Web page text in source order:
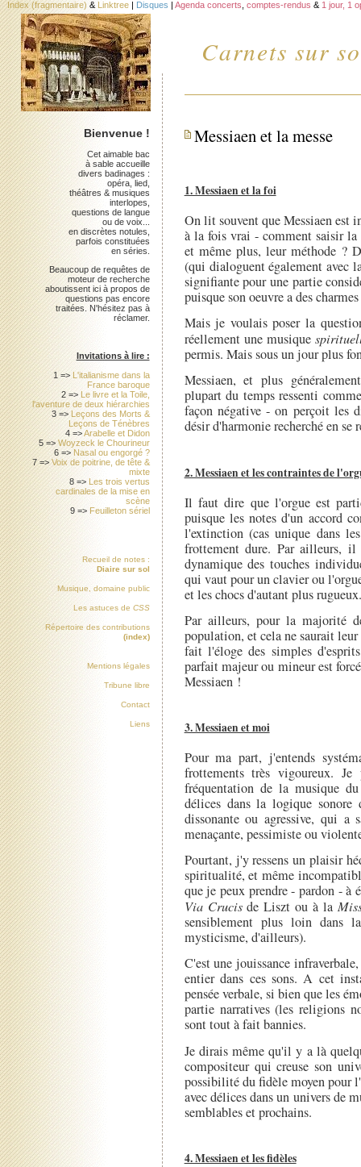
Carnets sur
Index (fragmentaire) & Linktree | Disques | Agenda concerts comptes-rendus & 1 jour, 1
Messiaen et la messe
1. Messiaen et la foi
On lit souvent que Messiaen est
à la fois vrai - comment saisir la
et même plus, leur méthode ?
(qui dialoguent également avec
signifiante pour une partie
puisque son oeuvre a des
Mais je voulais poser la
réellement une musique
permis. Mais sous un jour plus
Messiaen, et plus
plupart du temps ressenti
façon négative - on perçoit les
désir d'harmonie recherché en se
2. Messiaen et les contraintes de
Il faut dire que l'orgue est
puisque les notes d'un accord
l'extinction (cas unique dans
frottement dure. Par ailleurs, il
dynamique des touches
qui vaut pour un clavier ou
et les chocs d'autant plus rugueux.
Par ailleurs, pour la majorité
population, et cela ne saurait
fait l'éloge des simples
parfait majeur ou mineur est
Messiaen !
3. Messiaen et moi
Pour ma part, j'entends
frottements très vigoureux. Je
fréquentation de la musique
délices dans la logique
dissonante ou agressive, qui
menaçante, pessimiste ou
Pourtant, j'y ressens un plaisir
spiritualité, et même
que je peux prendre - pardon - à
Via Crucisde Liszt ou à la
sensiblement plus loin dans
mysticisme, d'ailleurs).
C'est une jouissance
entier dans ces sons. A cet
pensée verbale, si bien que les
partie narratives (les religions
sont tout à fait bannies.
Je dirais même qu'il y a là
compositeur qui creuse son
possibilité du fidèle moyen pour
avec délices dans un univers de
semblables et prochains.
4. Messiaen et les fidèles
Bienvenue !
Cet aimable bac
à sable accueille
divers badinages :
opéra, lied,
théâtres & musiques
interlopes,
questions de langue
ou de voix...
en discrètes notules,
parfois constituées
en séries.
Beaucoup de requêtes de
moteur de recherche
aboutissent ici à propos de
questions pas encore
traitées. N'hésitez pas à
réclamer.
Invitations à lire :
1 => L'italianisme dans la
France baroque
2 => Le livre et la Toile,
l'aventure de deux hiérarchies
3 => Leçons des Morts &
Leçons de Ténèbres
4 =>Arabelle et Didon
5 =>Woyzeck le Chourineur
6 => Nasal ou engorgé ?
7 =>Voix de poitrine, de tête &
mixte
8 => Les trois vertus
cardinales de la mise en
scène
9 => Feuilleton sériel
Recueil de notes :
Diaire sur sol
Musique, domaine public
Les astuces de CSS
Répertoire des contributions
(index)
Mentions légales
Tribune libre
Contact
Liens